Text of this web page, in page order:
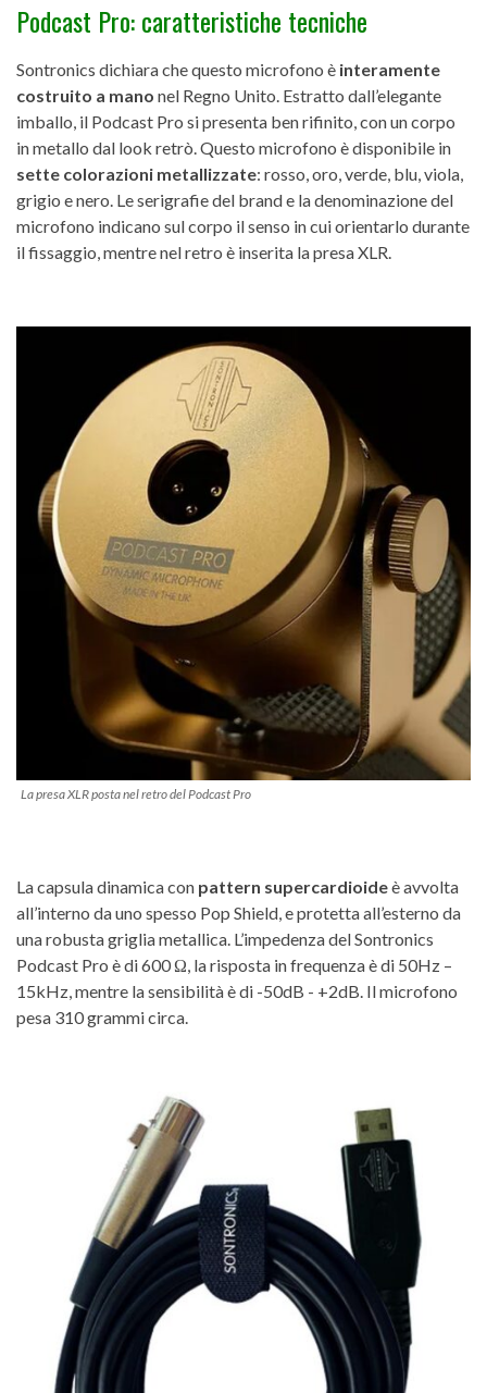
Podcast Pro: caratteristiche tecniche
Sontronics dichiara che questo microfono è interamente
costruito a mano nel Regno Unito. Estratto dall’elegante
imballo, il Podcast Pro si presenta ben rifinito, con un corpo
in metallo dal look retrò. Questo microfono è disponibile in
sette colorazioni metallizzate: rosso, oro, verde, blu, viola,
grigio e nero. Le serigrafie del brand e la denominazione del
microfono indicano sul corpo il senso in cui orientarlo durante
il fissaggio, mentre nel retro è inserita la presa XLR.
La presa XLR posta nel retro del Podcast Pro
La capsula dinamica con pattern supercardioideè avvolta
all’interno da uno spesso Pop Shield, e protetta all’esterno da
una robusta griglia metallica. L’impedenza del Sontronics
Podcast Pro è di 600 Ω, la risposta in frequenza è di 50Hz –
15kHz, mentre la sensibilità è di -50dB - +2dB. Il microfono
pesa 310 grammi circa.